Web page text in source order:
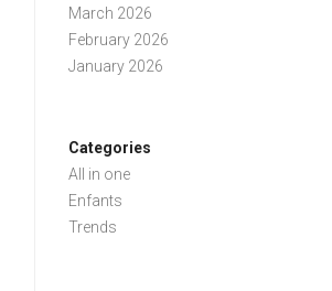
March 2026
February 2026
January 2026
Categories
All in one
Enfants
Trends